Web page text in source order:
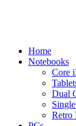
Home
Notebooks
Core
Dual
Retro